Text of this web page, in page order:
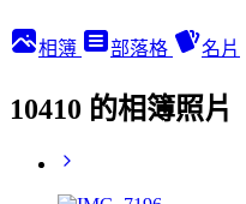
相簿 部落格 名片
10410 的相簿照片